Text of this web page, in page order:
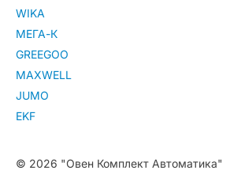
WIKA
МЕГА-К
GREEGOO
MAXWELL
JUMO
EKF
© 2026 "Овен Комплект Автоматика"